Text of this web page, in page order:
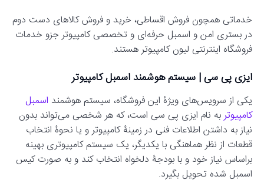
خدماتی همچون فروش اقساطی، خرید و فروش کالاهای دست دوم
در بستری امن و اسمبل حرفه‌ای و تخصصی کامپیوتر جزو خدمات
فروشگاه اینترنتی لیون کامپیوتر هستند.
ایزی پی سی | سیستم هوشمند اسمبل کامپیوتر
یکی از سرویس‌های ویژۀ این فروشگاه، سیستم هوشمند اسمبل
کامپیوتربه نام ایزی پی سی است، که هر شخصی می‌تواند بدون
نیاز به داشتن اطلاعات فنی در زمینۀ کامپیوتر و یا نحوۀ انتخاب
قطعات از نظر هماهنگی با یکدیگر، یک سیستم کامپیوتری بهینه
براساس نیاز خود و با بودجۀ دلخواه انتخاب کند و به صورت کیس
اسمبل شده تحویل بگیرد.